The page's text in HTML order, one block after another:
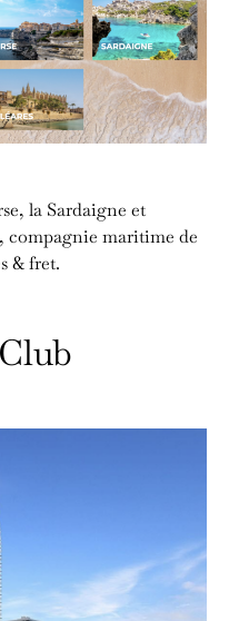
la Sardaigne et
, compagnie maritime de
& fret.